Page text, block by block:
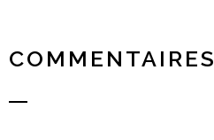
COMMENTAIRES